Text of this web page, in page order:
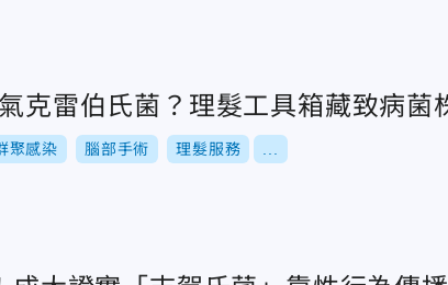
克雷伯氏菌？理髮工具箱藏致病菌
聚感染 腦部手術 理髮服務